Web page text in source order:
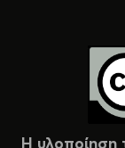
Η υλοποίηση